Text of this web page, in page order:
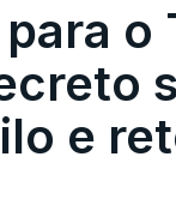
avisos:
o
e